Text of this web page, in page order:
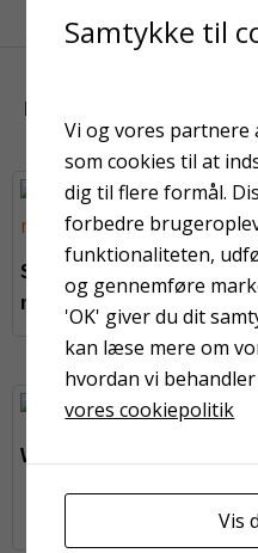
KUNDER HAR OGSÅ
På fjernlager
Spartel Plano PRO 150
mm Bredspartel
På fjernlager
WeeJET dragt,str.XL
Samtykke til
Vi og vores
som cookies til at
dig til flere formål.
forbedre
funktionaliteten,
og gennemføre
'OK' giver du dit
kan læse mere om
hvordan vi
vores cookiepolitik
Vis